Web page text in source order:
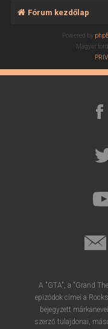
Fórum kezdőlap
Powered by
Magyar
A "GTA", a "Grand
epizódok címei a
bejegyzett
szerző tulajdonai,